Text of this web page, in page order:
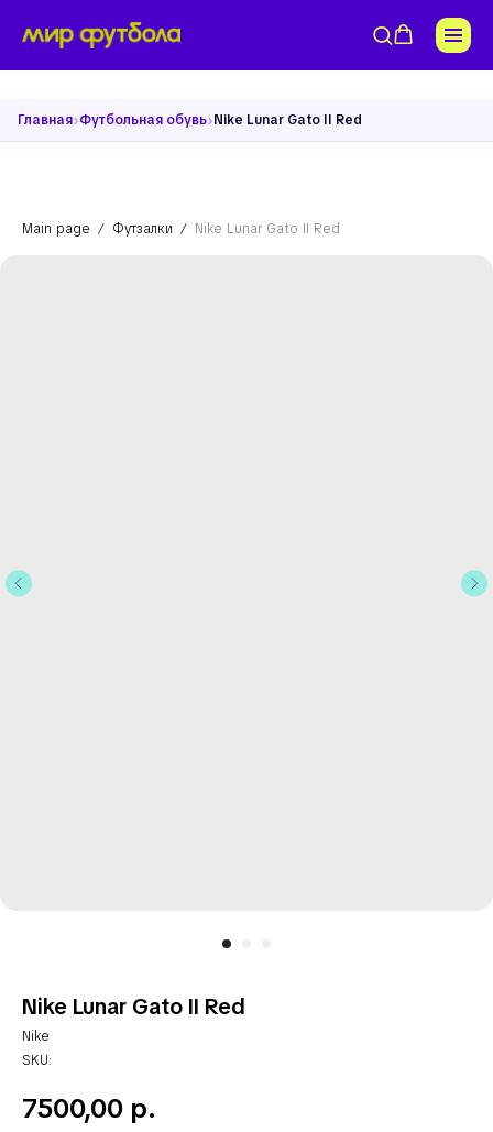
Главная›Футбольная обувь›Nike Lunar Gato II Red
Main page Футзалки Nike Lunar Gato II Red
Nike Lunar Gato II Red
Nike
SKU:
7500,00 р.